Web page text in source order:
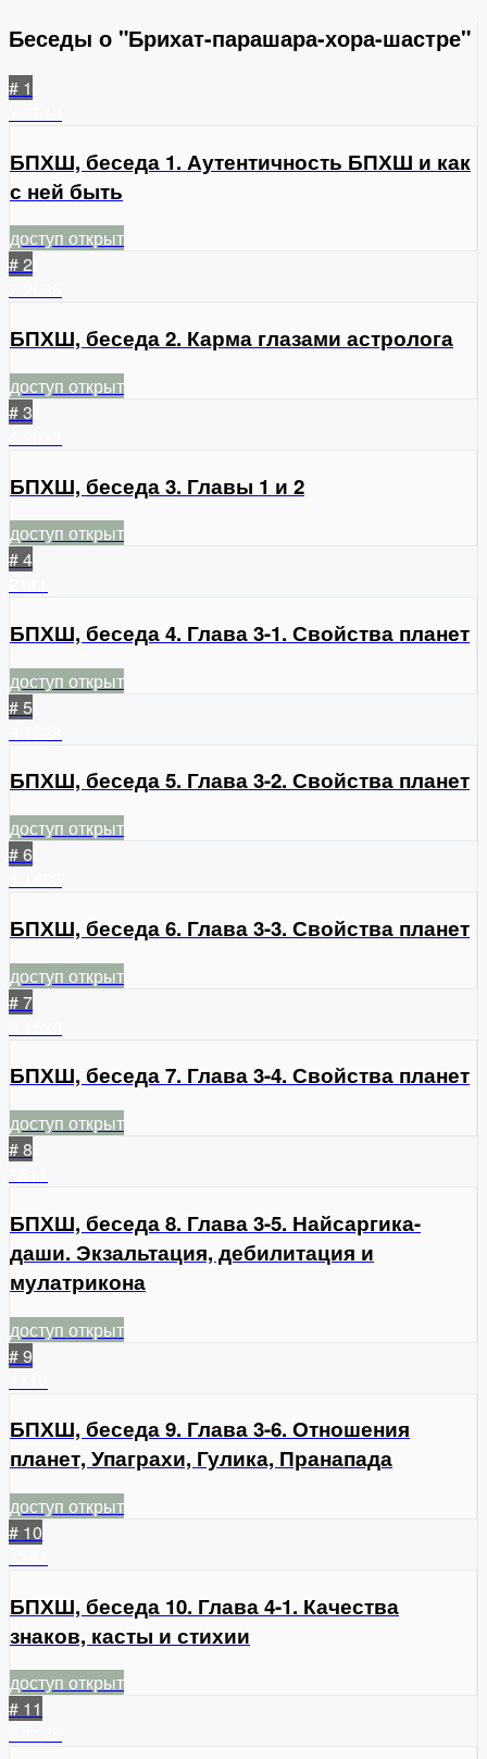
Беседы о "Брихат-парашара-хора-шастре"
# 1
БПХШ, беседа 1. Аутентичность БПХШ и как
с ней быть
доступ открыт
# 2
БПХШ, беседа 2. Карма глазами астролога
доступ открыт
# 3
БПХШ, беседа 3. Главы 1 и 2
доступ открыт
# 4
БПХШ, беседа 4. Глава 3-1. Свойства планет
доступ открыт
# 5
БПХШ, беседа 5. Глава 3-2. Свойства планет
доступ открыт
# 6
БПХШ, беседа 6. Глава 3-3. Свойства планет
доступ открыт
# 7
БПХШ, беседа 7. Глава 3-4. Свойства планет
доступ открыт
# 8
БПХШ, беседа 8. Глава 3-5. Найсаргика-
даши. Экзальтация, дебилитация и
мулатрикона
доступ открыт
# 9
БПХШ, беседа 9. Глава 3-6. Отношения
планет, Упаграхи, Гулика, Пранапада
доступ открыт
# 10
БПХШ, беседа 10. Глава 4-1. Качества
знаков, касты и стихии
доступ открыт
# 11